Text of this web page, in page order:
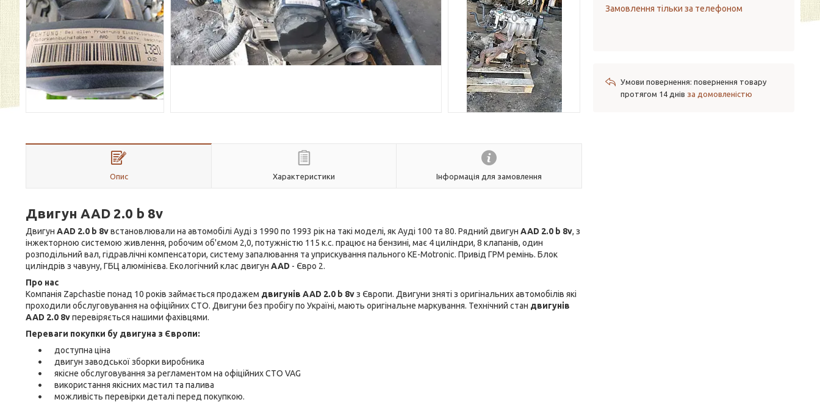
Опис Характеристики Інформація для замовлення
Двигун AAD 2.0 b 8v
Двигун AAD 2.0 b 8vвстановлювали на автомобілі Ауді з 1990 по 1993 рік на такі моделі, як Ауді 100 та 80. Рядний двигун AAD 2.0 b 8v, з
інжекторною системою живлення, робочим об'ємом 2,0, потужністю 115 к.с. працює на бензині, має 4 циліндри, 8 клапанів, один
розподільний вал, гідравлічні компенсатори, систему запалювання та уприскування пального KE-Motronic. Привід ГРМ ремінь. Блок
циліндрів з чавуну, ГБЦ алюмінієва. Екологічний клас двигун AAD - Євро 2.
Про нас
Компанія Zapchastie понад 10 років займається продажем двигунів AAD 2.0 b 8vз Європи. Двигуни зняті з оригінальних автомобілів які
проходили обслуговування на офіційних СТО. Двигуни без пробігу по Україні, мають оригінальне маркування. Технічний стан двигунів
AAD 2.0 8vперевіряється нашими фахівцями.
Переваги покупки бу двигуна з Європи:
доступна ціна
двигун заводської зборки виробника
якісне обслуговування за регламентом на офіційних СТО VAG
використання якісних мастил та палива
можливість перевірки деталі перед покупкою.
Замовлення тільки за телефоном
повернення товару
протягом 14 днів за домовленістю